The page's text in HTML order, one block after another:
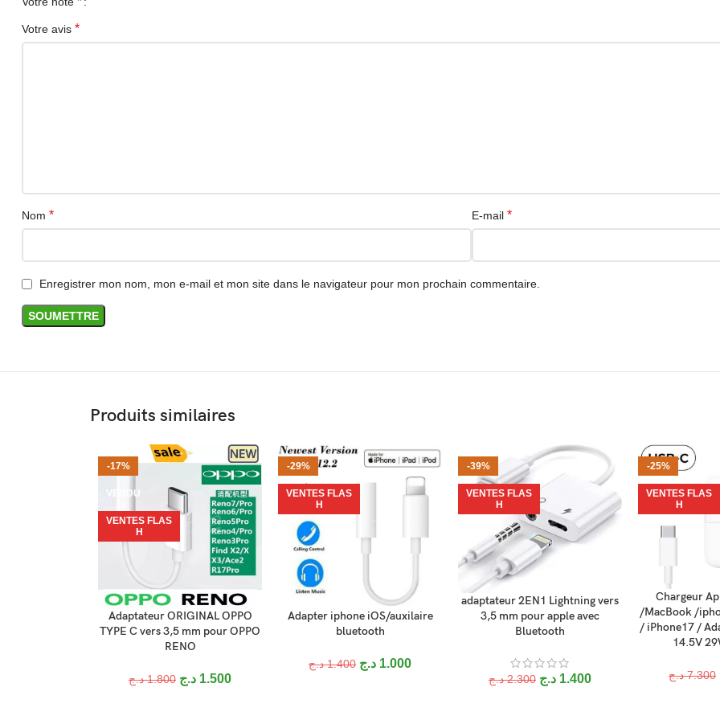
Votre avis *
Nom * E-mail *
Enregistrer mon nom, mon e-mail et mon site dans le navigateur pour mon prochain commentaire.
Produits similaires
-17%
VENDU
VENTES FLAS
H
LIRE LA SUITE
Adaptateur ORIGINAL OPPO
TYPE C vers 3,5 mm pour OPPO
RENO
1.800 د.ج 1.500 د.ج
-29%
VENTES FLAS
H
AJOUTER AU PANIER
Adapter iphone iOS/auxilaire
bluetooth
1.400 د.ج 1.000 د.ج
-39%
VENTES FLAS
H
AJOUTER AU PANIER
adaptateur 2EN1 Lightning vers
3,5 mm pour apple avec
Bluetooth
2.300 د.ج 1.400 د.ج
-25%
VENTES FLAS
H
AJOUTER AU
Chargeur
/MacBook /
/ iPhone17 /
14.5V
7.300 د.ج